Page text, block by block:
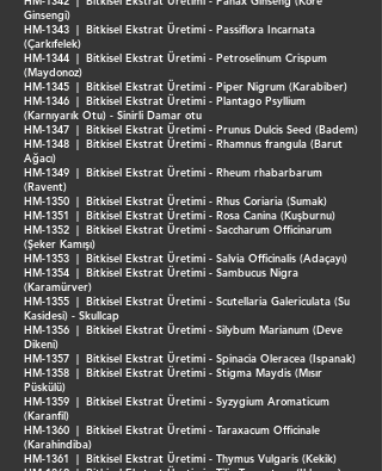
Ginsengi)
HM-1343 | Bitkisel Ekstrat Üretimi - Passiflora Incarnata
(Çarkıfelek)
HM-1344 | Bitkisel Ekstrat Üretimi - Petroselinum Crispum
(Maydonoz)
HM-1345 | Bitkisel Ekstrat Üretimi - Piper Nigrum (Karabiber)
HM-1346 | Bitkisel Ekstrat Üretimi - Plantago Psyllium
(Karnıyarık Otu) - Sinirli Damar otu
HM-1347 | Bitkisel Ekstrat Üretimi - Prunus Dulcis Seed (Badem)
HM-1348 | Bitkisel Ekstrat Üretimi - Rhamnus frangula (Barut
Ağacı)
HM-1349 | Bitkisel Ekstrat Üretimi - Rheum rhabarbarum
(Ravent)
HM-1350 | Bitkisel Ekstrat Üretimi - Rhus Coriaria (Sumak)
HM-1351 | Bitkisel Ekstrat Üretimi - Rosa Canina (Kuşburnu)
HM-1352 | Bitkisel Ekstrat Üretimi - Saccharum Officinarum
(Şeker Kamışı)
HM-1353 | Bitkisel Ekstrat Üretimi - Salvia Officinalis (Adaçayı)
HM-1354 | Bitkisel Ekstrat Üretimi - Sambucus Nigra
(Karamürver)
HM-1355 | Bitkisel Ekstrat Üretimi - Scutellaria Galericulata (Su
Kasidesi) - Skullcap
HM-1356 | Bitkisel Ekstrat Üretimi - Silybum Marianum (Deve
Dikeni)
HM-1357 | Bitkisel Ekstrat Üretimi - Spinacia Oleracea (Ispanak)
HM-1358 | Bitkisel Ekstrat Üretimi - Stigma Maydis (Mısır
Püskülü)
HM-1359 | Bitkisel Ekstrat Üretimi - Syzygium Aromaticum
(Karanfil)
HM-1360 | Bitkisel Ekstrat Üretimi - Taraxacum Officinale
(Karahindiba)
HM-1361 | Bitkisel Ekstrat Üretimi - Thymus Vulgaris (Kekik)